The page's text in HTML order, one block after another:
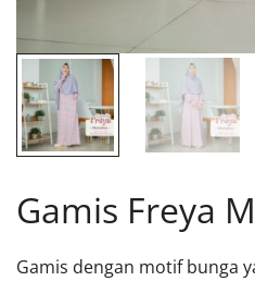
Gamis Freya
Gamis dengan motif bunga